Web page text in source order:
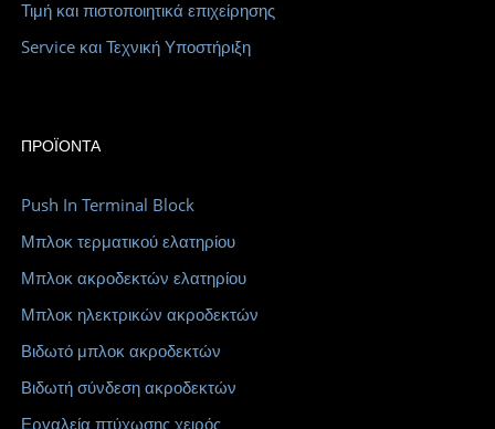
Τιμή και πιστοποιητικά επιχείρησης
Service και Τεχνική Υποστήριξη
ΠΡΟΪΌΝΤΑ
Push In Terminal Block
Μπλοκ τερματικού ελατηρίου
Μπλοκ ακροδεκτών ελατηρίου
Μπλοκ ηλεκτρικών ακροδεκτών
Βιδωτό μπλοκ ακροδεκτών
Βιδωτή σύνδεση ακροδεκτών
Εργαλεία πτύχωσης χειρός